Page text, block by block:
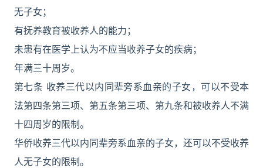
无子女；
有抚养教育被收养人的能力；
未患有在医学上认为不应当收养子女的疾病；
年满三十周岁。
第七条 收养三代以内同辈旁系血亲的子女，可以不受本
法第四条第三项、第五条第三项、第九条和被收养人不满
十四周岁的限制。
华侨收养三代以内同辈旁系血亲的子女，还可以不受收养
人无子女的限制。